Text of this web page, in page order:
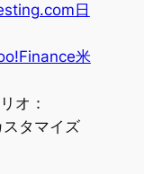
日
米
リオ：
スタマイズ